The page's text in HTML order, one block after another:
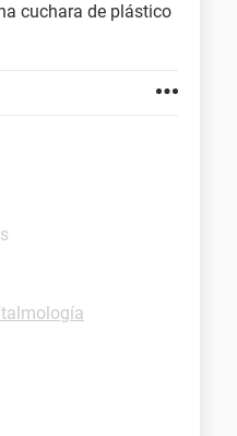
cuchara de plástico